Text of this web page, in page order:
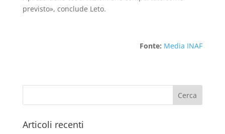
previsto», conclude Leto.
Fonte: Media INAF
Articoli recenti